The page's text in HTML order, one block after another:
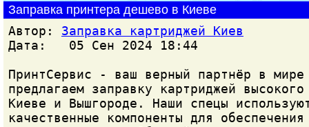
Заправка принтера дешево в Киеве
Автор: Заправка картриджей Киев
Дата: 05 Сен 2024 18:44
ПринтСервис - ваш верный партнёр в
предлагаем заправку картриджей
Киеве и Вышгороде. Наши спецы
качественные компоненты для